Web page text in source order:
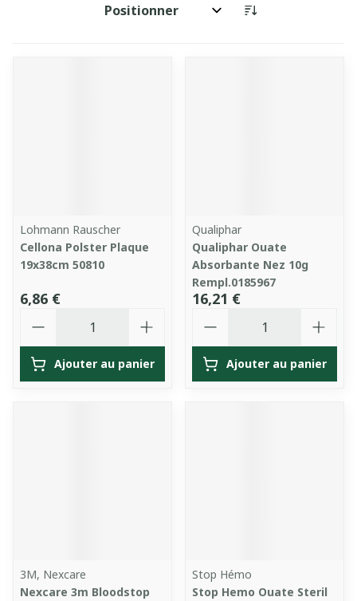
Trier par:
Lohmann Rauscher
Cellona Polster Plaque
19x38cm 50810
6,86 €
Ajouter au panier
Qualiphar
Qualiphar Ouate
Absorbante Nez 10g
Rempl.0185967
16,21 €
Ajouter au panier
3M, Nexcare
Nexcare 3m Bloodstop
Stop Hémo
Stop Hemo Ouate Steril